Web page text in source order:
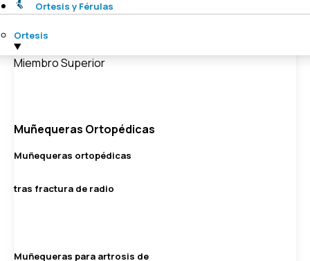
Ortesis y Férulas
Ortesis
Miembro Superior
Muñequeras Ortopédicas
Muñequeras ortopédicas
tras fractura de radio
Muñequeras para artrosis de